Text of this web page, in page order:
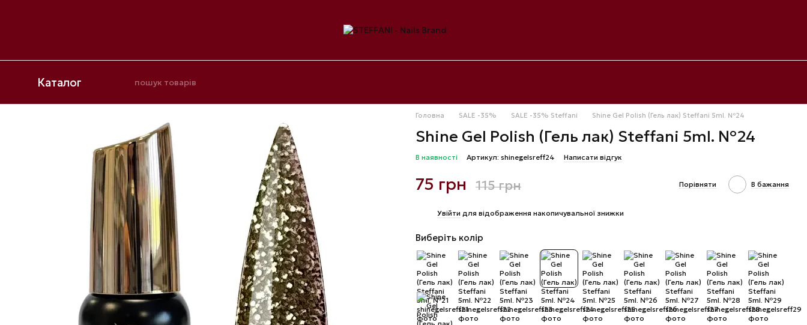
Каталог
Головна SALE -35% SALE -35% Steffani Shine Gel Polish (Гель лак) Steffani 5ml. №24
Shine Gel Polish (Гель лак) Steffani 5ml. №24
В наявності Артикул: shinegelsreff24 Написати відгук
75 грн 115 грн Порівняти В бажання
Увійти для відображення накопичувальної знижки
Виберіть колір